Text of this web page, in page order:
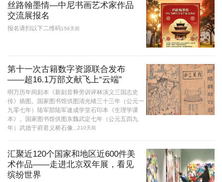
丝路翰墨情—中尼书画艺术家作品
交流展报名
报名请扫以下二维码156天前
第十一次古籍数字资源联合发布
——超16.1万部文献飞上“云端”
明万历年间刻本《新刻音释旁训评林演义三国志史
传》插图。国家图书馆供图清光绪三十三年（公元一
九零七年）陆军部陆军速成学堂石印本《生理学课
本》。国家图书馆供图东魏武定七年（公元五四九
年）武德于府君义桥石像...
210天前
汇聚近120个国家和地区近600件美
术作品——走进北京双年展，看见
缤纷世界